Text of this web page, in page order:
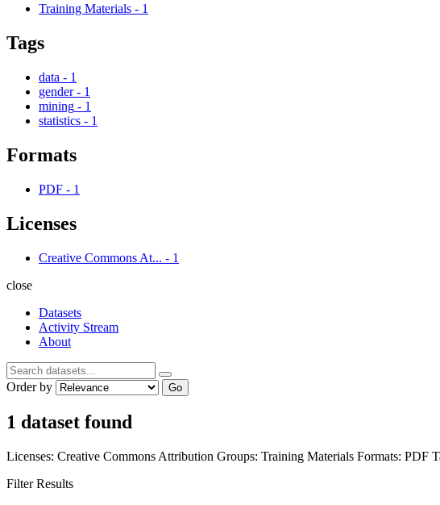
Training Materials - 1
Tags
data - 1
gender - 1
mining - 1
statistics - 1
Formats
PDF - 1
Licenses
Creative Commons At... - 1
close
Datasets
Activity Stream
About
Order by Go
1 dataset found
Licenses: Creative Commons Attribution Groups: Training Materials Formats: PDF
Filter Results